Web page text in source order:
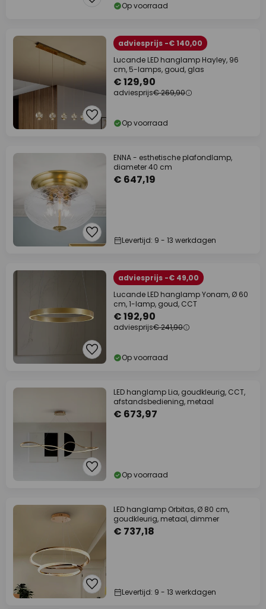
Op voorraad
adviesprijs -€ 140,00
Lucande LED hanglamp Hayley, 96
cm, 5-lamps, goud, glas
€ 129,90
adviesprijs€ 269,90
Op voorraad
ENNA - esthetische plafondlamp,
diameter 40 cm
€ 647,19
Levertijd: 9 - 13 werkdagen
adviesprijs -€ 49,00
Lucande LED hanglamp Yonam, Ø 60
cm, 1-lamp, goud, CCT
€ 192,90
adviesprijs€ 241,90
Op voorraad
LED hanglamp Lia, goudkleurig, CCT,
afstandsbediening, metaal
€ 673,97
Op voorraad
LED hanglamp Orbitas, Ø 80 cm,
goudkleurig, metaal, dimmer
€ 737,18
Levertijd: 9 - 13 werkdagen